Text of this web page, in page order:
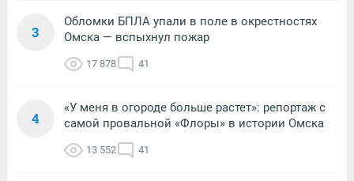
3
Обломки БПЛА упали в поле в окрестностях
Омска — вспыхнул пожар
17 878 41
4
«У меня в огороде больше растет»: репортаж с
самой провальной «Флоры» в истории Омска
13 552 41